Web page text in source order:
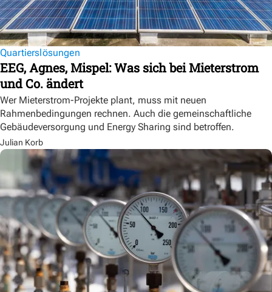
Quartierslösungen
EEG, Agnes, Mispel: Was sich bei Mieterstrom
und Co. ändert
Wer Mieterstrom-Projekte plant, muss mit neuen
Rahmenbedingungen rechnen. Auch die gemeinschaftliche
Gebäudeversorgung und Energy Sharing sind betroffen.
Julian Korb